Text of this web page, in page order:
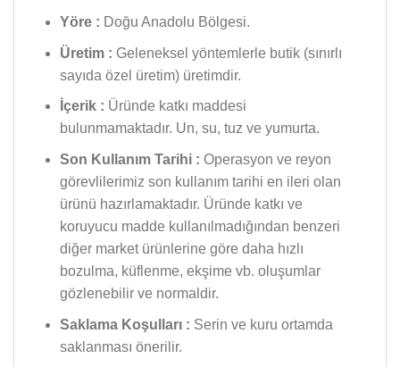
Yöre : Doğu Anadolu Bölgesi.
Üretim : Geleneksel yöntemlerle butik (sınırlı
sayıda özel üretim) üretimdir.
İçerik : Üründe katkı maddesi
bulunmamaktadır. Un, su, tuz ve yumurta.
Son Kullanım Tarihi : Operasyon ve reyon
görevlilerimiz son kullanım tarihi en ileri olan
ürünü hazırlamaktadır. Üründe katkı ve
koruyucu madde kullanılmadığından benzeri
diğer market ürünlerine göre daha hızlı
bozulma, küflenme, ekşime vb. oluşumlar
gözlenebilir ve normaldir.
Saklama Koşulları : Serin ve kuru ortamda
saklanması önerilir.